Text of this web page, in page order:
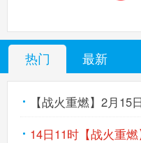
热门 最新
【战火重燃】2月15
14日11时【战火重